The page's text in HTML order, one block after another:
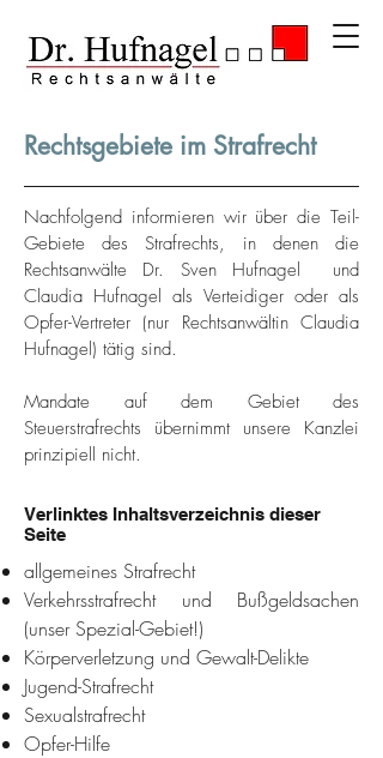
Rechtsgebiete im Strafrecht
Nachfolgend informieren wir über die Teil-
Gebiete des Strafrechts, in denen die
Rechtsanwälte Dr. Sven Hufnagel und
Claudia Hufnagel als Verteidiger oder als
Opfer-Vertreter (nur Rechtsanwältin Claudia
Hufnagel) tätig sind.
Mandate auf dem Gebiet des
Steuerstrafrechts übernimmt unsere Kanzlei
prinzipiell nicht.
Verlinktes Inhaltsverzeichnis dieser
Seite
allgemeines Strafrecht
Verkehrsstrafrecht und Bußgeldsachen
(unser Spezial-Gebiet!)
Körperverletzung und Gewalt-Delikte
Jugend-Strafrecht
Sexualstrafrecht
Opfer-Hilfe